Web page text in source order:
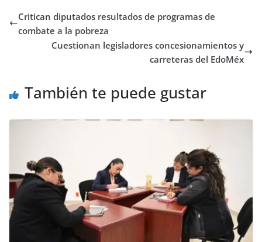
Critican diputados resultados de programas de
combate a la pobreza
Cuestionan legisladores concesionamientos y
carreteras del EdoMéx
También te puede gustar